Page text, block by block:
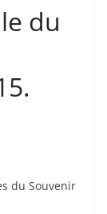
du
du Souvenir